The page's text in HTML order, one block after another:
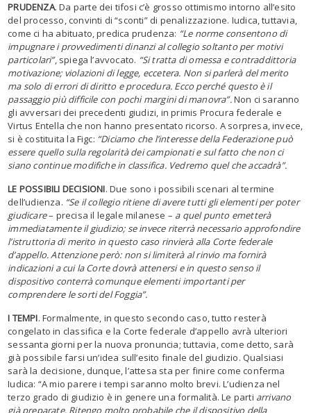
PRUDENZA. Da parte dei tifosi c’è grosso ottimismo intorno all’esito
del processo, convinti di “sconti” di penalizzazione. Iudica, tuttavia,
come ci ha abituato, predica prudenza: “Le norme consentono di
impugnare i provvedimenti dinanzi al collegio soltanto per motivi
particolari”, spiega l’avvocato. “Si tratta di omessa e contraddittoria
motivazione; violazioni di legge, eccetera. Non si parlerà del merito
ma solo di errori di diritto e procedura. Ecco perché questo è il
passaggio più difficile con pochi margini di manovra”.Non ci saranno
gli avversari dei precedenti giudizi, in primis Procura federale e
Virtus Entella che non hanno presentato ricorso. A sorpresa, invece,
si è costituita la Figc: “Diciamo che l’interesse della Federazione può
essere quello sulla regolarità dei campionati e sul fatto che non ci
siano continue modifiche in classifica. Vedremo quel che accadrà”.
LE POSSIBILI DECISIONI. Due sono i possibili scenari al termine
dell’udienza. “Se il collegio ritiene di avere tutti gli elementi per poter
giudicare– precisa il legale milanese – a quel punto emetterà
immediatamente il giudizio; se invece riterrà necessario approfondire
l’istruttoria di merito in questo caso rinvierà alla Corte federale
d’appello. Attenzione però: non si limiterà al rinvio ma fornirà
indicazioni a cui la Corte dovrà attenersi e in questo senso il
dispositivo conterrà comunque elementi importanti per
comprendere le sorti del Foggia”.
I TEMPI. Formalmente, in questo secondo caso, tutto resterà
congelato in classifica e la Corte federale d’appello avrà ulteriori
sessanta giorni per la nuova pronuncia; tuttavia, come detto, sarà
già possibile farsi un’idea sull’esito finale del giudizio. Qualsiasi
sarà la decisione, dunque, l’attesa sta per finire come conferma
Iudica: “A mio parere i tempi saranno molto brevi. L’udienza nel
terzo grado di giudizio è in genere una formalità. Le parti arrivano
già preparate. Ritengo molto probabile che il dispositivo della